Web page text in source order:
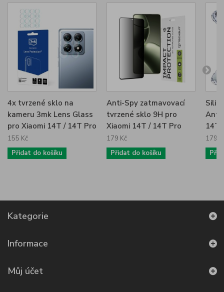
4x tvrzené sklo na
kameru 3mk Lens Glass
pro Xiaomi 14T / 14T Pro
155 Kč
Přidat do košíku
Anti-Spy zatmavovací
tvrzené sklo 9H pro
Xiaomi 14T / 14T Pro
179 Kč
Přidat do košíku
14T
179
Kategorie
Informace
Můj účet